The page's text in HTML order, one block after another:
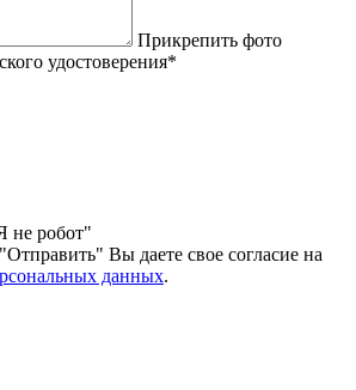
Прикрепить фото
удостоверения*
не робот"
Вы даете свое согласие на
данных.